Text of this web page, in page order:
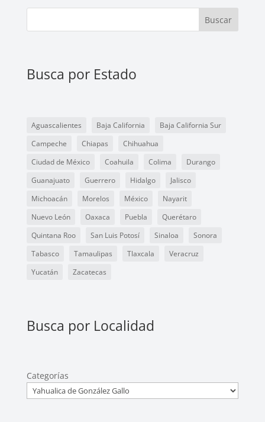
Buscar
Busca por Estado
Aguascalientes Baja California
Baja California Sur
Campeche
Chiapas
Chihuahua
Ciudad de México
Coahuila Colima
Durango
Guanajuato
Guerrero Hidalgo
Jalisco
Michoacán
Morelos México
Nayarit
Nuevo León
Oaxaca Puebla
Querétaro
Quintana Roo
San Luis Potosí Sinaloa
Sonora
Tabasco
Tamaulipas Tlaxcala
Veracruz
Yucatán
Zacatecas
Busca por Localidad
Categorías